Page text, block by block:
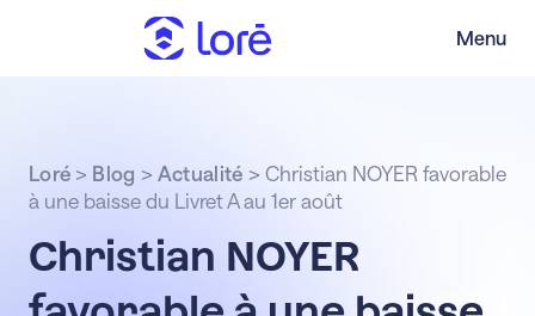
Menu
Christian NOYER
Loré > Blog > Actualité > Christian NOYER favorable
à une baisse du Livret A au 1er août